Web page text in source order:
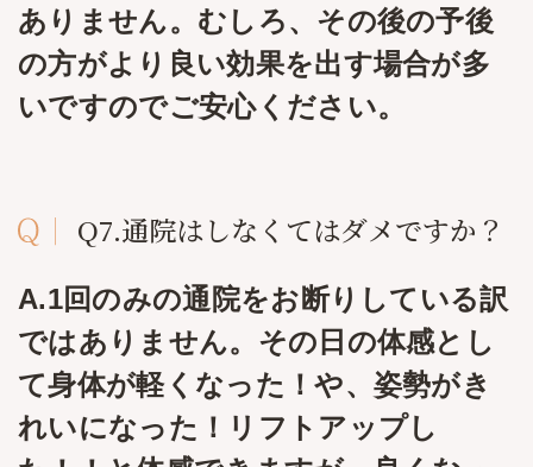
ありません。むしろ、その後の予後
の方がより良い効果を出す場合が多
いですのでご安心ください。
Q7.通院はしなくてはダメですか？
A.1回のみの通院をお断りしている訳
ではありません。その日の体感とし
て身体が軽くなった！や、姿勢がき
れいになった！リフトアップし